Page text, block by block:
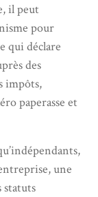
il peut
pour
qui déclare
des
impôts,
paperasse et
une